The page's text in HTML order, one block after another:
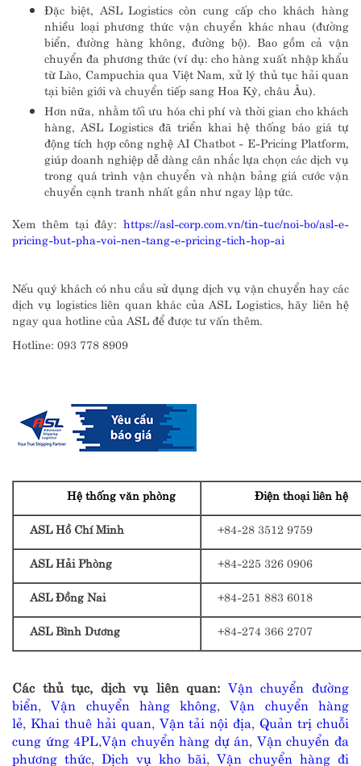
Đặc biệt, ASL Logistics còn cung cấp cho khách hàng
nhiều loại phương thức vận chuyển khác nhau (đường
biển, đường hàng không, đường bộ). Bao gồm cả vận
chuyển đa phương thức (ví dụ: cho hàng xuất nhập khẩu
từ Lào, Campuchia qua Việt Nam, xử lý thủ tục hải quan
tại biên giới và chuyển tiếp sang Hoa Kỳ, châu Âu).
Hơn nữa, nhằm tối ưu hóa chi phí và thời gian cho khách
hàng, ASL Logistics đã triển khai hệ thống báo giá tự
động tích hợp công nghệ AI Chatbot - E-Pricing Platform,
giúp doanh nghiệp dễ dàng cân nhắc lựa chọn các dịch vụ
trong quá trình vận chuyển và nhận bảng giá cước vận
chuyển cạnh tranh nhất gần như ngay lập tức.
Xem thêm tại đây: https://asl-corp.com.vn/tin-tuc/noi-bo/asl-e-
pricing-but-pha-voi-nen-tang-e-pricing-tich-hop-ai
Nếu quý khách có nhu cầu sử dụng dịch vụ vận chuyển hay các
dịch vụ logistics liên quan khác của ASL Logistics, hãy liên hệ
ngay qua hotline của ASL để được tư vấn thêm.
Hotline: 093 778 8909
Hệ thống văn phòng Điện thoại liên hệ
ASL Hồ Chí Minh +84-28 3512 9759
ASL Hải Phòng +84-225 326 0906
ASL Đồng Nai +84-251 883 6018
ASL Bình Dương +84-274 366 2707
Các thủ tục, dịch vụ liên quan: Vận chuyển đường
biển ,Vận chuyển hàng không ,Vận chuyển hàng
lẻ Khai thuê hải quan Vận tải nội địa Quản trị chuỗi
cung ứng 4PL,Vận chuyển hàng dự án Vận chuyển đa
phương thức Dịch vụ kho bãi Vận chuyển hàng đi